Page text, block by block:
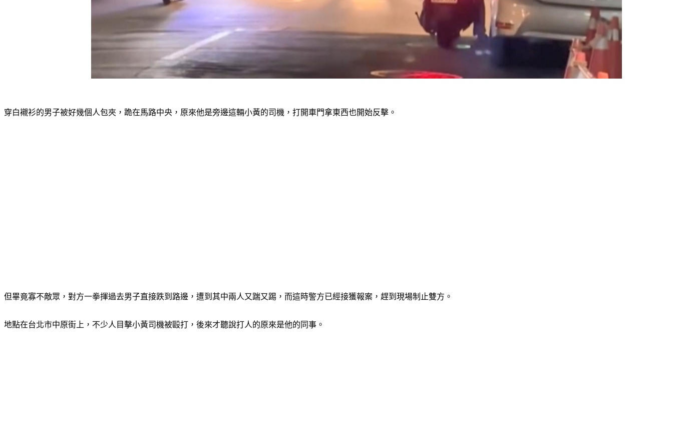
穿白襯衫的男子被好幾個人包夾，跪在馬路中央，原來他是旁邊這輛小黃的司機，打開車門拿東西也開始反擊。
但畢竟寡不敵眾，對方一拳揮過去男子直接跌到路邊，遭到其中兩人又踹又踢，而這時警方已經接獲報案，趕到現場制止雙方。
地點在台北市中原街上，不少人目擊小黃司機被毆打，後來才聽說打人的原來是他的同事。